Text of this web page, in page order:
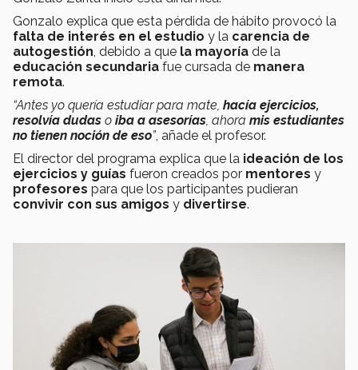
Gonzalo explica que esta pérdida de hábito provocó la
falta de interés en el estudio y la carencia de
autogestión , debido a que la mayoría de la
educación secundaria fue cursada de manera
remota.
“Antes yo quería estudiar para mate, hacía ejercicios,
resolvía dudas o iba a asesorías , ahora mis estudiantes
no tienen noción de eso”, añade el profesor.
El director del programa explica que la ideación de los
ejercicios y guías fueron creados por mentores y
profesores para que los participantes pudieran
convivir con sus amigos y divertirse.